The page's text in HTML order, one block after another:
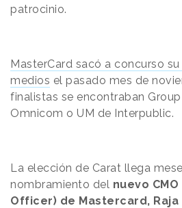
patrocinio.
MasterCard sacó a concurso
medios el pasado mes de
finalistas se encontraban
Omnicom o UM de Interpublic.
La elección de Carat llega
nombramiento del nuevo CMO
Officer) de Mastercard, Raja